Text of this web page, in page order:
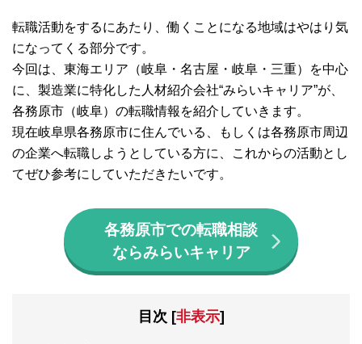
転職活動をするにあたり、働くことになる地域はやはり気
になってくる部分です。
今回は、東海エリア（岐阜・名古屋・岐阜・三重）を中心
に、製造業に特化した人材紹介会社“みらいキャリア”が、
各務原市（岐阜）の転職情報を紹介していきます。
現在岐阜県各務原市に住んでいる、もしくは各務原市周辺
の企業へ転職しようとしている方に、これからの活動とし
てぜひ参考にしていただきたいです。
各務原市での転職相談
ならみらいキャリア
目次 [非表示]